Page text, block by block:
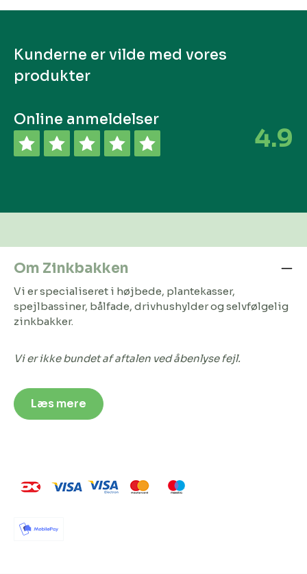
Kunderne er vilde med vores
produkter
Online anmeldelser
4.9
Om Zinkbakken
Vi er specialiseret i højbede, plantekasser,
spejlbassiner, bålfade, drivhushylder og selvfølgelig
zinkbakker.
Vi er ikke bundet af aftalen ved åbenlyse fejl.
Læs mere